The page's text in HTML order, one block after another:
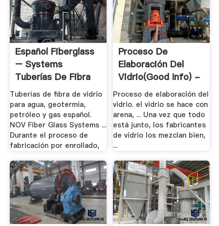
Español Fiberglass
– Systems
Tuberías De Fibra
De .
Tuberías de fibra de vidrio
para agua, geotermia,
petróleo y gas español.
NOV Fiber Glass Systems ...
Durante el proceso de
fabricación por enrollado,
Proceso De
Elaboración Del
Vidrio(good Info) -
.
Proceso de elaboración del
vidrio. el vidrio se hace con
arena, ... Una vez que todo
está junto, los fabricantes
de vidrio los mezclan bien,
...